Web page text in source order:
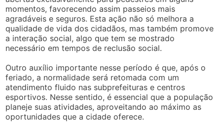
momentos, favorecendo assim passeios mais
agradáveis e seguros. Esta ação não só melhora a
qualidade de vida dos cidadãos, mas também promove
a interação social, algo que tem se mostrado
necessário em tempos de reclusão social.
Outro auxílio importante nesse período é que, após o
feriado, a normalidade será retomada com um
atendimento fluido nas subprefeituras e centros
esportivos. Nesse sentido, é essencial que a população
planeje suas atividades, aproveitando ao máximo as
oportunidades que a cidade oferece.